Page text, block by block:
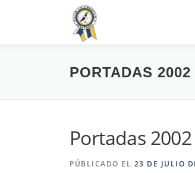
PORTADAS 2002
Portadas 2002
PÚBLICADO EL 23 DE JULIO